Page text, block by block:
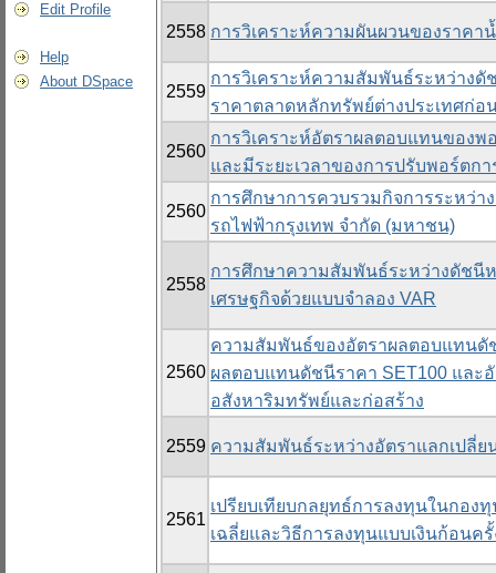
Edit Profile
Help
About DSpace
2558 การวิเคราะห์ความผันผวนของราค
2559
การวิเคราะห์ความสัมพันธ์ระหว่าง
ราคาตลาดหลักทรัพย์ต่างประเทศก่อ
2560
การวิเคราะห์อัตราผลตอบแทนของ
และมีระยะเวลาของการปรับพอร์ตก
2560
การศึกษาการควบรวมกิจการระหว่
รถไฟฟ้ากรุงเทพ จำกัด (มหาชน)
2558
การศึกษาความสัมพันธ์ระหว่างดัชนี
เศรษฐกิจด้วยแบบจำลอง VAR
2560
ความสัมพันธ์ของอัตราผลตอบแทนดั
ผลตอบแทนดัชนีราคา SET100 แล
อสังหาริมทรัพย์และก่อสร้าง
2559 ความสัมพันธ์ระหว่างอัตราแลกเปลี่ย
2561
เปรียบเทียบกลยุทธ์การลงทุนในกอง
เฉลี่ยและวิธีการลงทุนแบบเงินก้อนครั้